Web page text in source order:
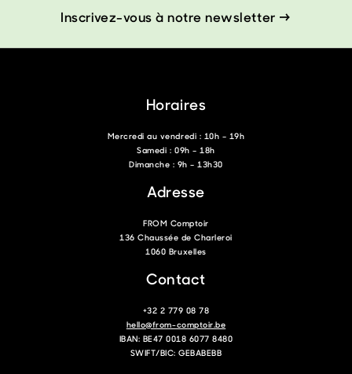
Inscrivez-vous à notre newsletter →
Horaires
Mercredi au vendredi : 10h – 19h
Samedi : 09h – 18h
Dimanche : 9h – 13h30
Adresse
FROM Comptoir
136 Chaussée de Charleroi
1060 Bruxelles
Contact
+32 2 779 08 78
hello@from-comptoir.be
IBAN: BE47 0018 6077 8480
SWIFT/BIC: GEBABEBB